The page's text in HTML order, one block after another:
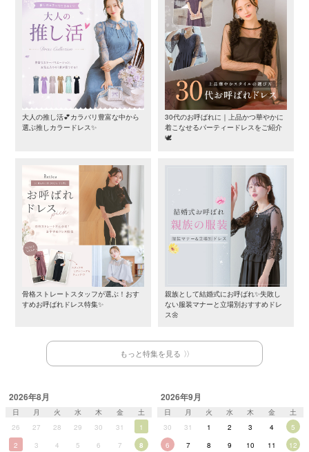
大人の推し活💕カラバリ豊富な中から
選ぶ推しカラードレス✨
30代のお呼ばれに｜上品かつ華やかに
着こなせるパーティードレスをご紹介
🕊️
骨格ストレートスタッフが選ぶ！おす
すめお呼ばれドレス特集✨
親族として結婚式にお呼ばれ✨失敗し
ない服装マナーと立場別おすすめドレ
ス🌼
もっと特集を見る
2026年8月
日 月 火 水 木 金
土
26
27 28 29 30 31
1
2
3 4 5 6 7
8
2026年9月
日 月 火 水 木 金
土
30
31 1 2 3 4
5
6
7 8 9 10 11
12